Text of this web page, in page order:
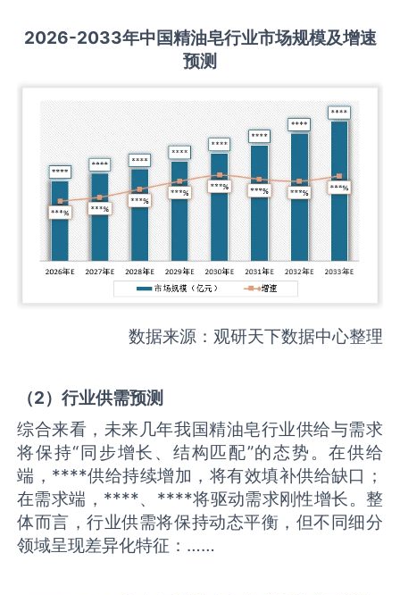
2026-2033年中国精油皂行业市场规模及增速
预测
数据来源：观研天下数据中心整理
（2）行业供需预测
综合来看，未来几年我国精油皂行业供给与需求
将保持“同步增长、结构匹配”的态势。在供给
端，****供给持续增加，将有效填补供给缺口；
在需求端，****、****将驱动需求刚性增长。整
体而言，行业供需将保持动态平衡，但不同细分
领域呈现差异化特征：……